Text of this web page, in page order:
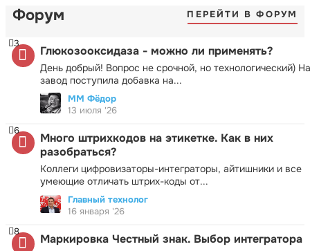
Форум ПЕРЕЙТИ В ФОРУМ
Глюкозооксидаза - можно ли применять?
День добрый! Вопрос не срочной, но технологический) На
завод поступила добавка на...
3
ММ Фёдор
13 июля '26
Много штрихкодов на этикетке. Как в них
разобраться?
Коллеги цифровизаторы-интеграторы, айтишники и все
умеющие отличать штрих-коды от...
6
Главный технолог
16 января '26
Маркировка Честный знак. Выбор интегратора
8